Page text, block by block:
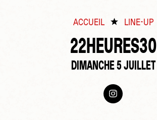
ACCUEIL LINE-UP
22HEURES30
DIMANCHE 5 JUILLET